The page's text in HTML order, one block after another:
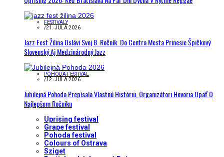
FESTIVALY
/21. JÚLA 2026
Jazz Fest Žilina Oslávi Svoj 8. Ročník. Do Centra Mesta Prinesie Špičkový
Slovenský Aj Medzinárodný Jazz
POHODA FESTIVAL
/12. JÚLA 2026
Jubilejná Pohoda Prepísala Vlastnú Históriu, Organizátori Hovoria Opäť O
Najlepšom Ročníku
Uprising festival
Grape festival
Pohoda festival
Colours of Ostrava
Sziget